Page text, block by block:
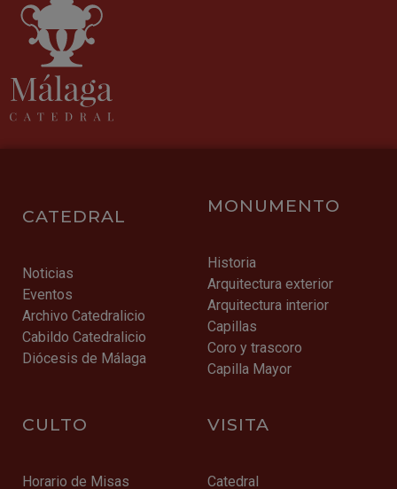
CATEDRAL
Noticias
Eventos
Archivo Catedralicio
Cabildo Catedralicio
Diócesis de Málaga
MONUMENTO
Historia
Arquitectura exterior
Arquitectura interior
Capillas
Coro y trascoro
Capilla Mayor
CULTO
Horario de Misas
VISITA
Catedral